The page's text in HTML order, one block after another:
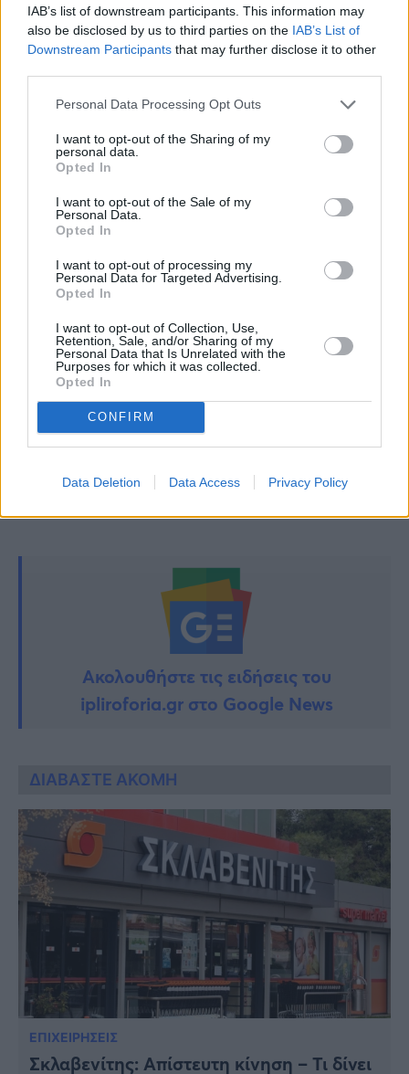
IAB’s list of downstream participants. This information may
also be disclosed by us to third parties on the IAB’s List of
Downstream Participants that may further disclose it to other
Personal Data Processing Opt Outs
I want to opt-out of the Sharing of my
personal data.
Opted In
I want to opt-out of the Sale of my
Personal Data.
Opted In
I want to opt-out of processing my
Personal Data for Targeted Advertising.
Opted In
I want to opt-out of Collection, Use,
Retention, Sale, and/or Sharing of my
Personal Data that Is Unrelated with the
Purposes for which it was collected.
Opted In
CONFIRM
Data Deletion Data Access Privacy Policy
Περισσότερες
Ελλάδα 2.0: Εγκαύματα έπαθαν 12
υγειονομικοί στο «Ελπίς» – Καθαρίστρια
ακρωτηριάστηκε στον Ευαγγελισμό
τον Θανάση Βέγγο – Η άγνωστη ιστορία
Εορτολόγιο: Ποιοι γιορτάζουν σήμερα 9
Μαΐου – Ο προστάτης των οδηγών
ΑΒ ΒΑΣΙΛΟΠΟΥΛΟΣ
Ακολουθήστε τις ειδήσεις του
ipliroforia.gr στο Google News
ΔΙΑΒΑΣΤΕ ΑΚΟΜΗ
ΕΠΙΧΕΙΡΗΣΕΙΣ
Σκλαβενίτης: Απίστευτη κίνηση – Τι δίνει